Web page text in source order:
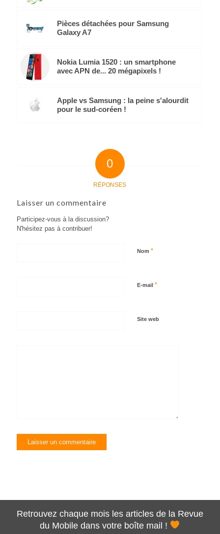
Pièces détachées pour Samsung
Galaxy A7
Nokia Lumia 1520 : un smartphone
avec APN de... 20 mégapixels !
Apple vs Samsung : la peine s'alourdit
pour le sud-coréen !
0
RÉPONSES
Laisser un commentaire
Participez-vous à la discussion?
N'hésitez pas à contribuer!
Nom *
E-mail *
Site web
Retrouvez chaque mois les articles de la Revue
du Mobile dans votre boîte mail !